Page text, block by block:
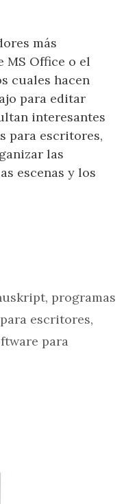
más
MS Office o el
cuales hacen
para editar
interesantes
para escritores,
las
escenas y los
, programas
escritores,
para